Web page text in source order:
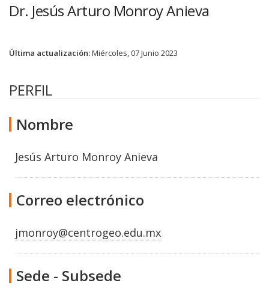
Dr. Jesús Arturo Monroy Anieva
Última actualización:Miércoles, 07 Junio 2023
PERFIL
Nombre
Jesús Arturo Monroy Anieva
Correo electrónico
jmonroy@centrogeo.edu.mx
Sede - Subsede